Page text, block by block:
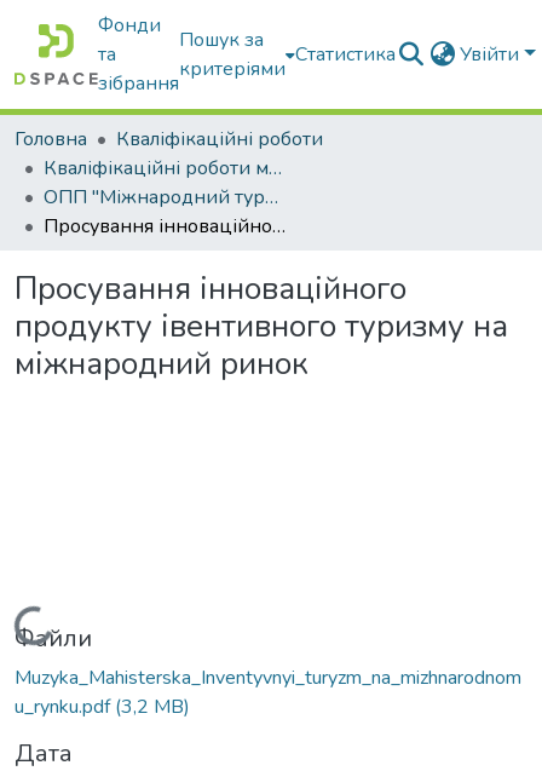
Фонди
та
зібрання
Пошук за
критеріями
Статистика Увійти
Головна
Кваліфікаційні роботи
Кваліфікаційні роботи магістрів
ОПП "Міжнародний туристичний бізнес"
Просування інноваційного продукту івентивного туризму на міжнародний ринок
Просування інноваційного
продукту івентивного туризму на
міжнародний ринок
Вантажиться...
Файли
Muzyka_Mahisterska_Inventyvnyi_turyzm_na_mizhnarodnom
u_rynku.pdf(3,2 MB)
Дата